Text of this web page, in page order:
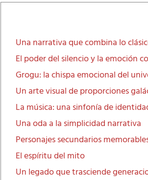
Una narrativa que combina lo
El poder del silencio y la emoción
Grogu: la chispa emocional del
Un arte visual de proporciones
La música: una sinfonía de
Una oda a la simplicidad narrativa
Personajes secundarios
El espíritu del mito
Un legado que trasciende